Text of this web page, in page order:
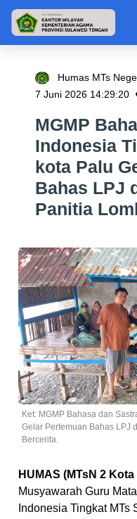
Humas MTs
7 Juni 2026 14:29:20
MGMP
Indonesia
kota Palu
Bahas LPJ
Panitia
Ket: MGMP Bahasa dan
Gelar Pertemuan Bahas LPJ
Bercerita.
HUMAS (MTsN 2 Kota
Musyawarah Guru
Indonesia Tingkat